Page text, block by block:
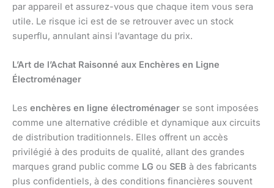
par appareil et assurez-vous que chaque item vous sera
utile. Le risque ici est de se retrouver avec un stock
superflu, annulant ainsi l’avantage du prix.
L’Art de l’Achat Raisonné aux Enchères en Ligne
Électroménager
Les enchères en ligne électroménager se sont imposées
comme une alternative crédible et dynamique aux circuits
de distribution traditionnels. Elles offrent un accès
privilégié à des produits de qualité, allant des grandes
marques grand public comme LG ou SEB à des fabricants
plus confidentiels, à des conditions financières souvent